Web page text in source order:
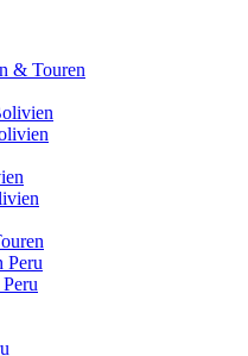
& Touren
Peru